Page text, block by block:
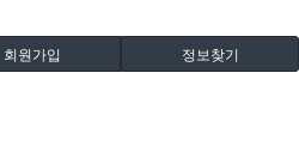
회원가입 정보찾기